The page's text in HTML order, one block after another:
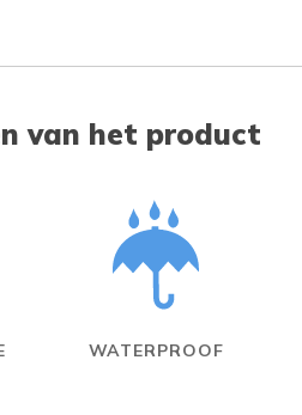
van het product
WATERPROOF